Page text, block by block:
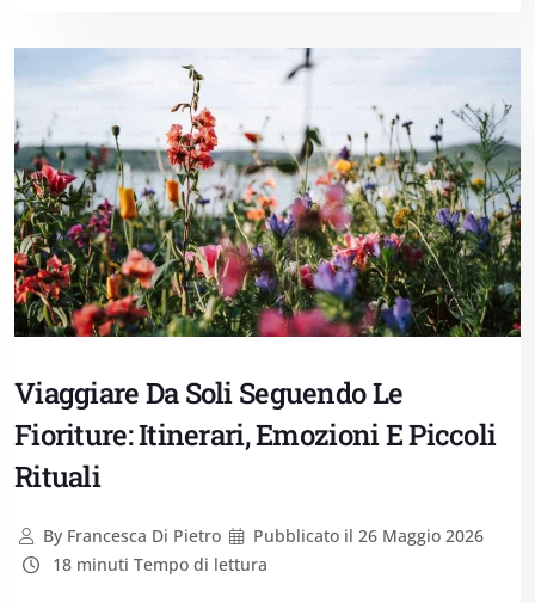
Viaggiare Da Soli Seguendo Le
Fioriture: Itinerari, Emozioni E Piccoli
Rituali
ByFrancesca Di Pietro Pubblicato il 26 Maggio 2026
18 minuti Tempo di lettura